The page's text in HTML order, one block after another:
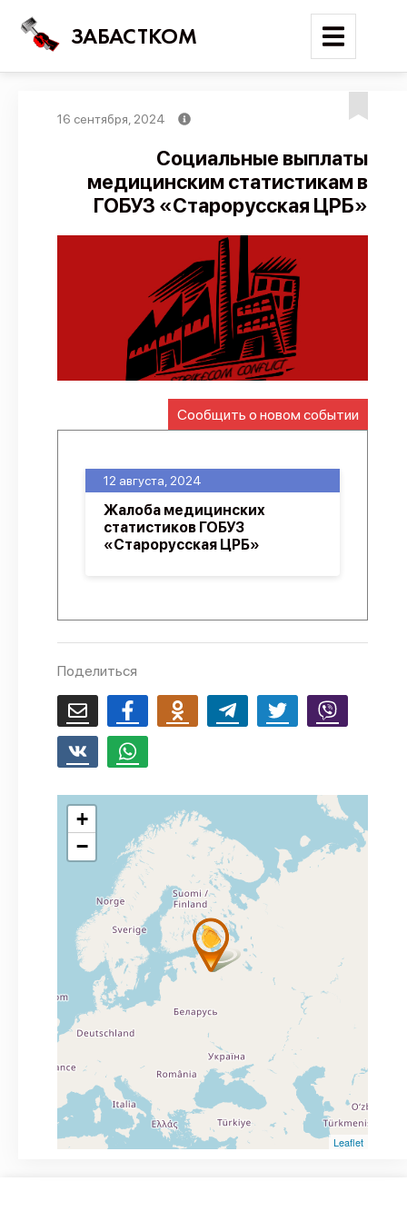
ЗАБАСТКОМ
Поиск
Новости
Карта событий
Трудовые конфликты
Отчеты
Предложить публикацию
Справочник
API
О проекте
16 сентября, 2024
Социальные выплаты
медицинским статистикам в
ГОБУЗ «Старорусская ЦРБ»
Сообщить о новом событии
12 августа, 2024
Жалоба медицинских
статистиков ГОБУЗ
«Старорусская ЦРБ»
Поделиться
+
−
Leaflet